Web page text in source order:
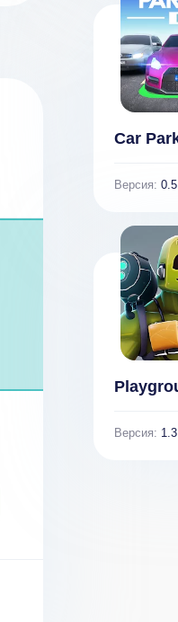
Car
Версия:
Версия: